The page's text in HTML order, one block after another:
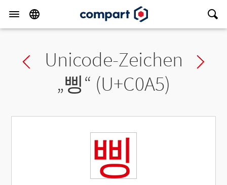
Previous char
Unicode-Zeichen
„삥“ (U+C0A5)
삥